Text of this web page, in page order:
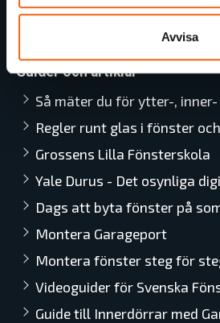
Avvisa
Guider och artiklar
Så mäter du för ytter-,
Regler runt glas i fönster
Grossens Lilla Fönsterskola
Yale Durus - Det osynliga
Dags att byta fönster på
Montera Garageport
Montera fönster steg för
Videoguider för Svenska
Guide till Innerdörrar med